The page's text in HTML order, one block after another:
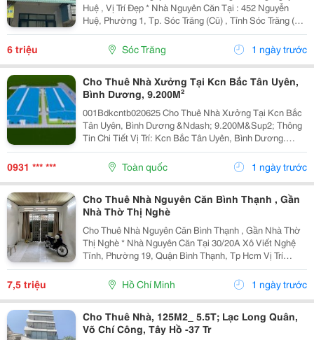
Huệ , Vị Trí Đẹp * Nhà Nguyên Căn Tại : 452 Nguyễn
Huệ, Phường 1, Tp. Sóc Trăng (Cũ) , Tỉnh Sóc Trăng (
Phường Sóc Trăng, Tp. Cần Thơ (Mới) * Giá Thuê: 6
Triệu/Tháng ( Cọc 2 Tháng, Đóng 1 Tháng ) *...
6 triệu Sóc Trăng 1 ngày trước
Cho Thuê Nhà Xưởng Tại Kcn Bắc Tân Uyên,
Bình Dương, 9.200M²
001Bdkcntb020625 Cho Thuê Nhà Xưởng Tại Kcn Bắc
Tân Uyên, Bình Dương &Ndash; 9.200M&Sup2; Thông
Tin Chi Tiết Vị Trí: Kcn Bắc Tân Uyên, Bình Dương.
Tổng Diện Tích Khuôn Viên: 15.000M&Sup2; Diện Tích
Sử Dụng Tổng Diện Tích Xây Dựng: 9.200M&Sup2;...
0931 *** *** Toàn quốc 1 ngày trước
Cho Thuê Nhà Nguyên Căn Bình Thạnh , Gần
Nhà Thờ Thị Nghè
Cho Thuê Nhà Nguyên Căn Bình Thạnh , Gần Nhà Thờ
Thị Nghè * Nhà Nguyên Căn Tại 30/20A Xô Viết Nghệ
Tĩnh, Phường 19, Quận Bình Thạnh, Tp Hcm Vị Trí
Thuận Tiện, Khu Dân Cư Hiện Hữu, Di Chuyển Nhanh
Sang Trung Tâm. * Diện Tích 57M&Sup2; ( Ngang 4M,...
7,5 triệu Hồ Chí Minh 1 ngày trước
Cho Thuê Nhà, 125M2_ 5.5T; Lạc Long Quân,
Võ Chí Công, Tây Hồ -37 Tr